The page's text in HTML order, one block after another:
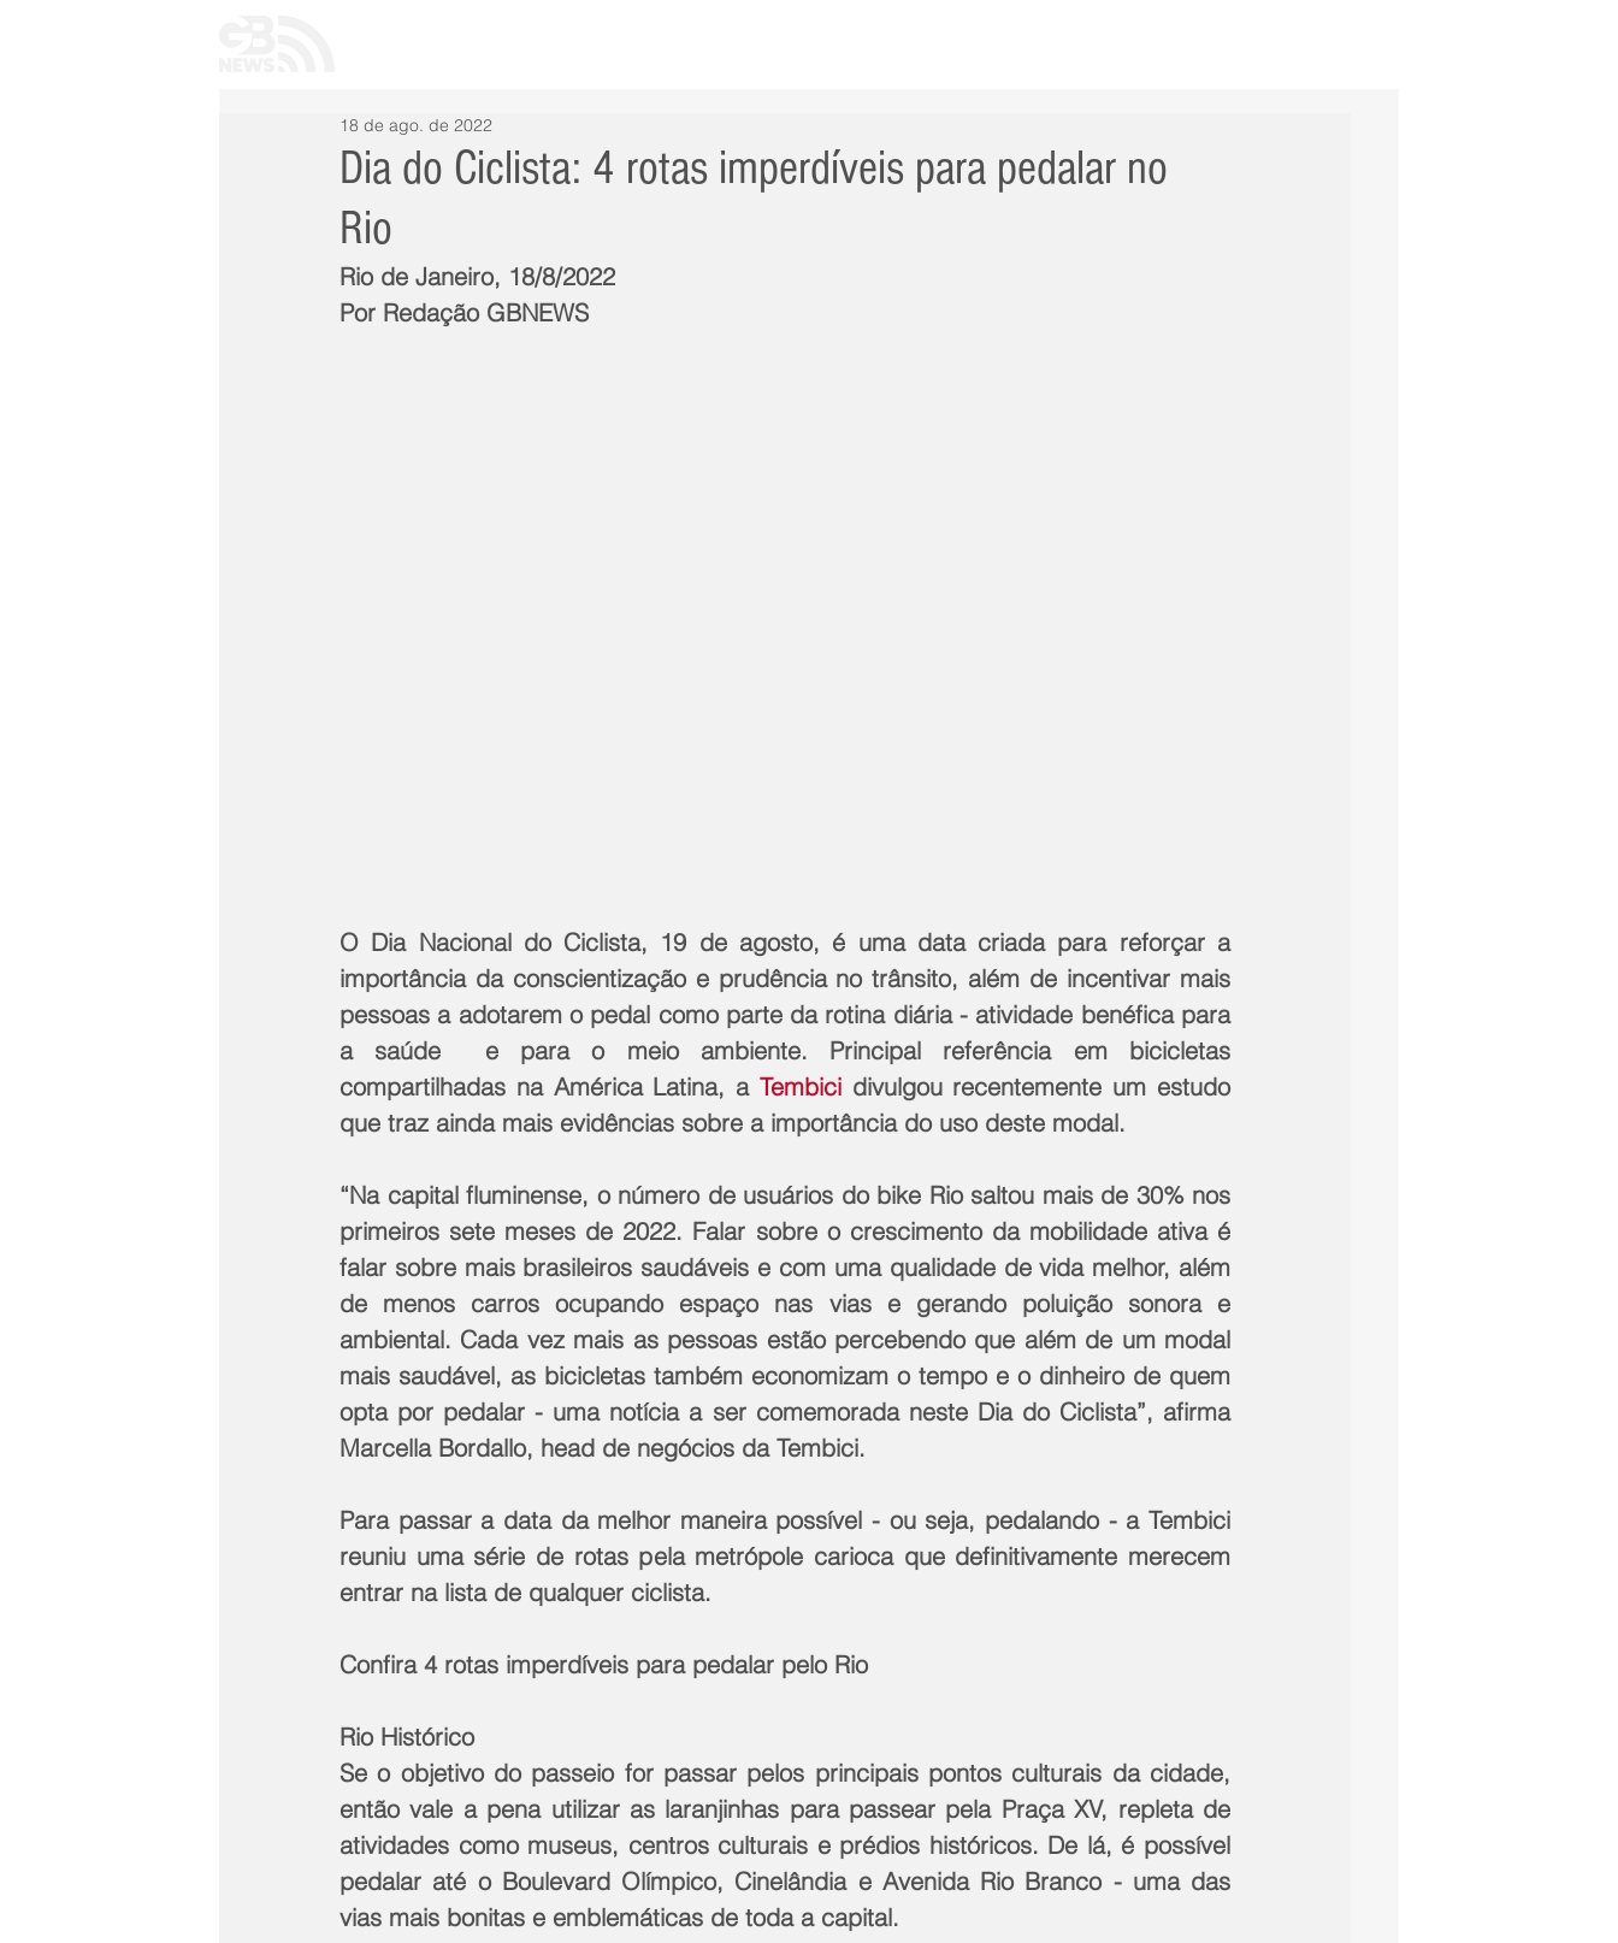
Dia do Ciclista: 4 rotas imperdíveis para pedalar no
Rio
18 de ago. de 2022
Rio de Janeiro, 18/8/2022
Por Redação GBNEWS
O Dia Nacional do Ciclista, 19 de agosto, é uma data criada para reforçar a
importância da conscientização e prudência no trânsito, além de incentivar mais
pessoas a adotarem o pedal como parte da rotina diária - atividade benéfica para
a saúde  e para o meio ambiente. Principal referência em bicicletas
compartilhadas na América Latina, a Tembici divulgou recentemente um estudo
que traz ainda mais evidências sobre a importância do uso deste modal.
“Na capital fluminense, o número de usuários do bike Rio saltou mais de 30% nos
primeiros sete meses de 2022. Falar sobre o crescimento da mobilidade ativa é
falar sobre mais brasileiros saudáveis e com uma qualidade de vida melhor, além
de menos carros ocupando espaço nas vias e gerando poluição sonora e
ambiental. Cada vez mais as pessoas estão percebendo que além de um modal
mais saudável, as bicicletas também economizam o tempo e o dinheiro de quem
opta por pedalar - uma notícia a ser comemorada neste Dia do Ciclista”, afirma
Marcella Bordallo, head de negócios da Tembici.
Para passar a data da melhor maneira possível - ou seja, pedalando - a Tembici
reuniu uma série de rotas pela metrópole carioca que definitivamente merecem
entrar na lista de qualquer ciclista.
Confira 4 rotas imperdíveis para pedalar pelo Rio
Rio Histórico
Se o objetivo do passeio for passar pelos principais pontos culturais da cidade,
então vale a pena utilizar as laranjinhas para passear pela Praça XV, repleta de
atividades como museus, centros culturais e prédios históricos. De lá, é possível
pedalar até o Boulevard Olímpico, Cinelândia e Avenida Rio Branco - uma das
vias mais bonitas e emblemáticas de toda a capital.